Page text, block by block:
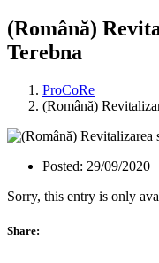
(Română)
Terebna
ProCoRe
(Română)
Posted: 29/09/2020
Sorry, this entry is only
Share: